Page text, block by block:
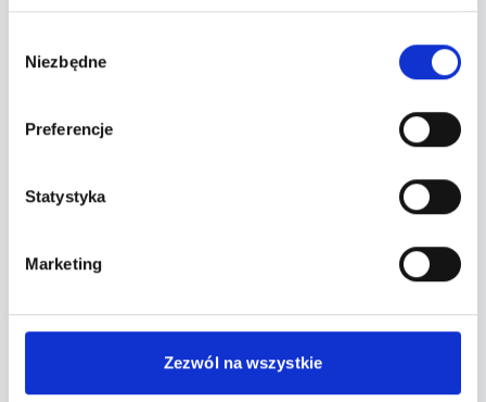
zgody
Niezbędne
Preferencje
Statystyka
Marketing
Zezwól na wszystkie
Zespół wydał kilkanaście płyt, z których wydana w 1990
klasyki polskiej muzyki rockowej. W ciągu
wielu wybitnych i zasłużonych dla rockowej sceny
muzyków. Obecnie zespół tworzą: Tomasz Budzyński –
głos , Amadeusz Kaźmierczak - perkusja, Dariusz
waltornia, instrumenty klawiszowe oraz Stanisław